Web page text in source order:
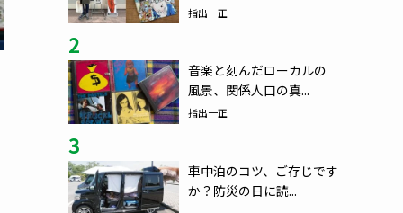
指出一正
2
音楽と刻んだローカルの
風景、関係人口の真...
指出一正
3
車中泊のコツ、ご存じです
か？防災の日に読...